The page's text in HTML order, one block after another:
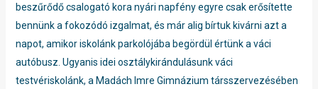
beszűrődő csalogató kora nyári napfény egyre csak erősítette
bennünk a fokozódó izgalmat, és már alig bírtuk kivárni azt a
napot, amikor iskolánk parkolójába begördül értünk a váci
autóbusz. Ugyanis idei osztálykirándulásunk váci
testvériskolánk, a Madách Imre Gimnázium társszervezésében